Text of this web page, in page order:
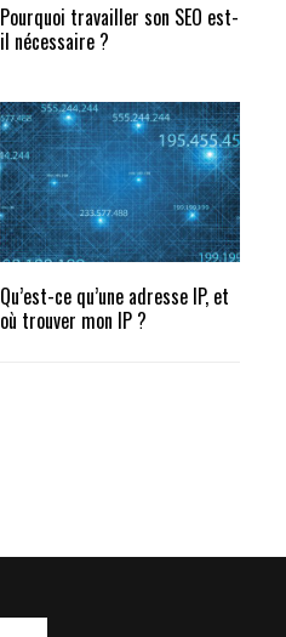
Pourquoi travailler son SEO est-
il nécessaire ?
Qu’est-ce qu’une adresse IP, et
où trouver mon IP ?